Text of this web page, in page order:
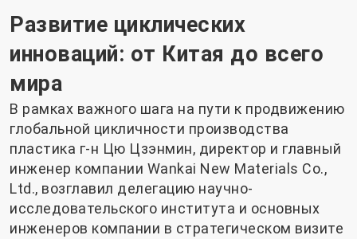
Развитие циклических
инноваций: от Китая до всего
мира
В рамках важного шага на пути к продвижению
глобальной цикличности производства
пластика г-н Цю Цзэнмин, директор и главный
инженер компании Wankai New Materials Co.,
Ltd., возглавил делегацию научно-
исследовательского института и основных
инженеров компании в стратегическом визите